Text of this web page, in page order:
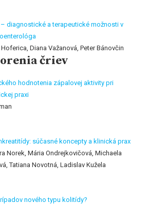
diagnostické a terapeutické možnosti v
Diana Važanová, Peter Bánovčin
čriev
hodnotenia zápalovej aktivity pri
praxi
súčasné koncepty a klinická prax
Norek, Mária Ondrejkovičová, Michaela
Tatiana Novotná, Ladislav Kužela
nového typu kolitídy?